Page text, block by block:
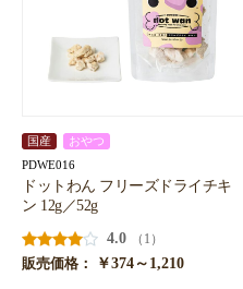
国産 おやつ
PDWE016
ドットわん フリーズドライチキ
ン 12g／52g
4.0
（1）
販売価格：
￥374～1,210